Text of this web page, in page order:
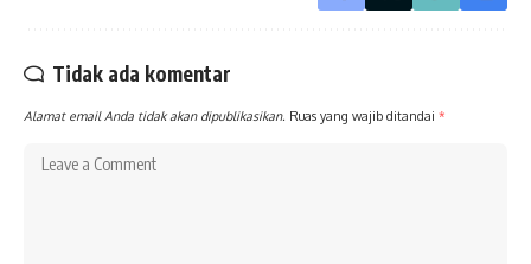
Tidak ada komentar
Alamat email Anda tidak akan dipublikasikan. Ruas yang wajib ditandai *